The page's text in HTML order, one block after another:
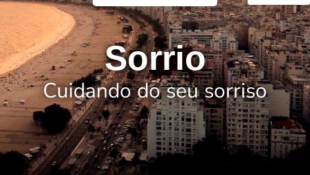
Sorrio
Cuidando do seu sorriso